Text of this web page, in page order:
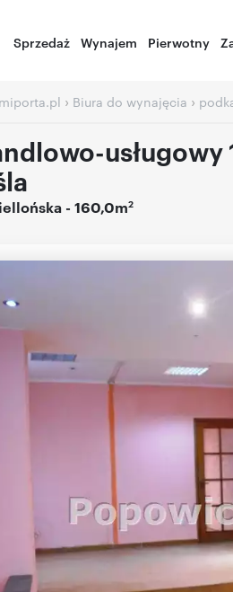
Sprzedaż Wynajem Pierwotny
› Biura do wynajęcia ›
- 160,0m2